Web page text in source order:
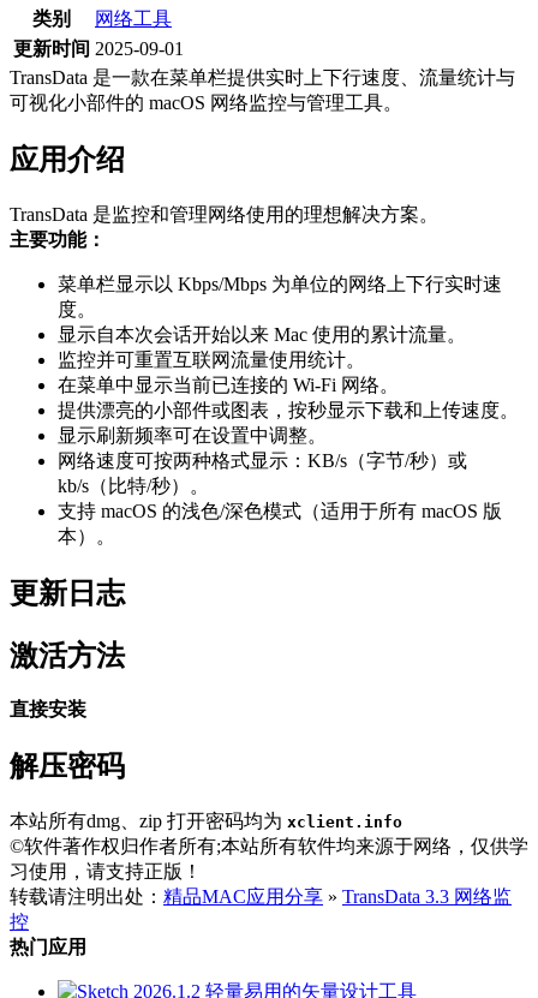
类别
网络工具
更新时间 2025-09-01
TransData 是一款在菜单栏提供实时上下行速度、流量统计与
可视化小部件的 macOS 网络监控与管理工具。
应用介绍
TransData 是监控和管理网络使用的理想解决方案。
主要功能：
菜单栏显示以 Kbps/Mbps 为单位的网络上下行实时速
度。
显示自本次会话开始以来 Mac 使用的累计流量。
监控并可重置互联网流量使用统计。
在菜单中显示当前已连接的 Wi-Fi 网络。
提供漂亮的小部件或图表，按秒显示下载和上传速度。
显示刷新频率可在设置中调整。
网络速度可按两种格式显示：KB/s（字节/秒）或
kb/s（比特/秒）。
支持 macOS 的浅色/深色模式（适用于所有 macOS 版
本）。
更新日志
激活方法
直接安装
解压密码
本站所有dmg、zip 打开密码均为 xclient.info
©软件著作权归作者所有;本站所有软件均来源于网络，仅供学
习使用，请支持正版！
转载请注明出处： 精品MAC应用分享 » TransData 3.3 网络监
控
热门应用